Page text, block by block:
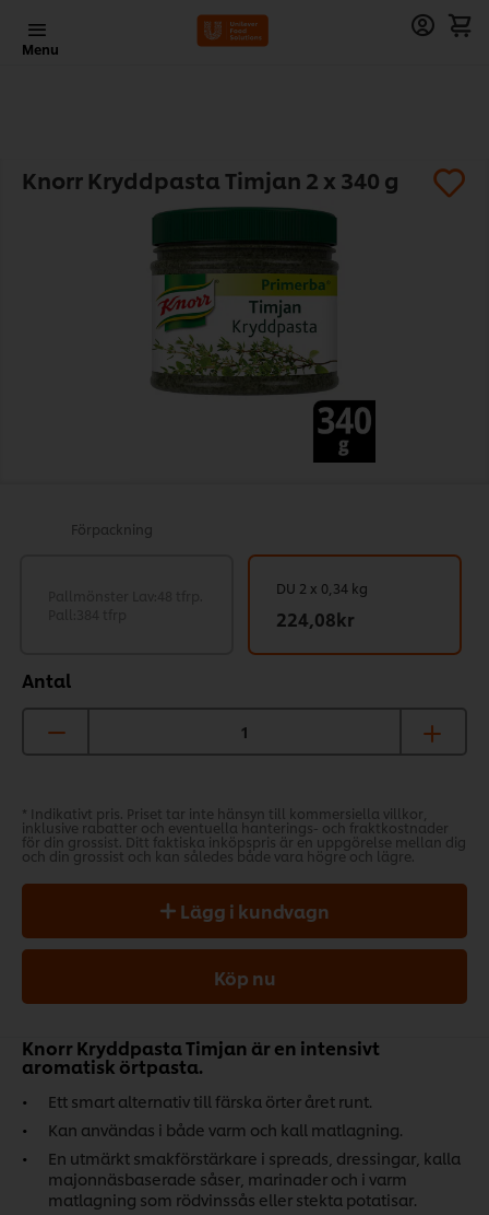
Menu
Knorr Kryddpasta Timjan 2 x 340 g
Förpackning
Antal
DU 2 x 0,34 kg
224,08kr
* Indikativt pris. Priset tar inte hänsyn till kommersiella villkor,
inklusive rabatter och eventuella hanterings- och fraktkostnader
för din grossist. Ditt faktiska inköpspris är en uppgörelse mellan dig
och din grossist och kan således både vara högre och lägre.
Lägg i kundvagn
Köp nu
Knorr Kryddpasta Timjan är en intensivt
aromatisk örtpasta.
Ett smart alternativ till färska örter året runt.
Kan användas i både varm och kall matlagning.
En utmärkt smakförstärkare i spreads, dressingar, kalla
majonnäsbaserade såser, marinader och i varm
matlagning som rödvinssås eller stekta potatisar.